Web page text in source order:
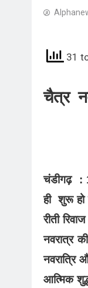
31
चैत्र
चंडीगढ़ :
ही शुरू हो
रीती
नवरात्र
नवरात्रि
आत्मिक